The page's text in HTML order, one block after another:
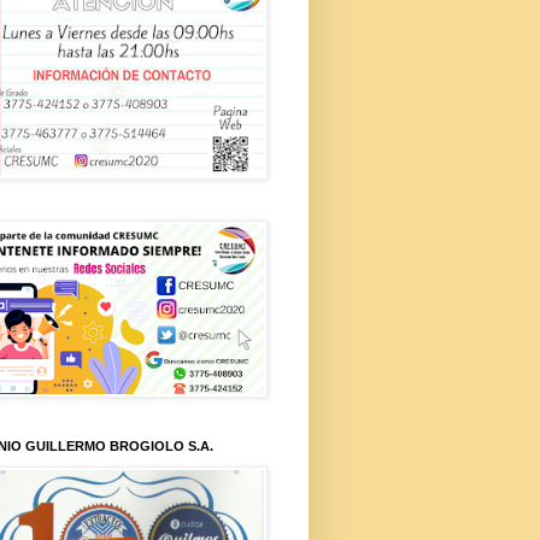
GUILLERMO BROGIOLO S.A.